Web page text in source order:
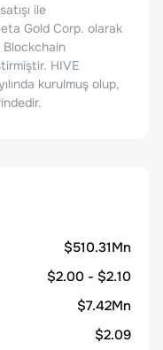
ile
Gold Corp. olarak
Blockchain
HIVE
kurulmuş olup,
$510.31Mn
$2.00 - $2.10
$7.42Mn
$2.09